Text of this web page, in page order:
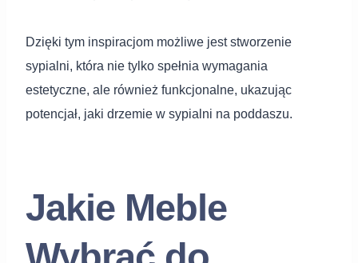
Dzięki tym inspiracjom możliwe jest stworzenie
sypialni, która nie tylko spełnia wymagania
estetyczne, ale również funkcjonalne, ukazując
potencjał, jaki drzemie w sypialni na poddaszu.
Jakie Meble